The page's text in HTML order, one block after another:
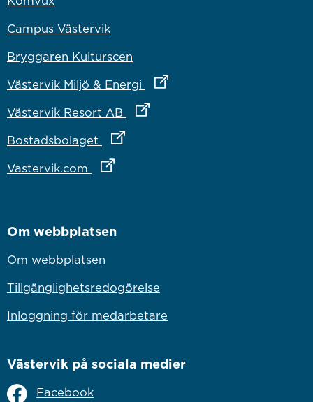
Campus Västervik
Bryggaren Kulturscen
Västervik Miljö & Energi
Länk till annan webbplats
Västervik Resort AB Länk till annan webbplats
Bostadsbolaget Länk till annan webbplats
Vastervik.com Länk till annan webbplats
Om webbplatsen
Om webbplatsen
Tillgänglighetsredogörelse
Inloggning för medarbetare
Västervik på sociala medier
Facebook